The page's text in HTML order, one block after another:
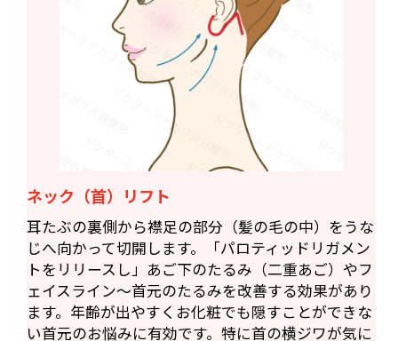
ネック（首）リフト
耳たぶの裏側から襟足の部分（髪の毛の中）をうな
じへ向かって切開します。「パロティッドリガメン
トをリリースし」あご下のたるみ（二重あご）やフ
ェイスライン〜首元のたるみを改善する効果があり
ます。年齢が出やすくお化粧でも隠すことができな
い首元のお悩みに有効です。特に首の横ジワが気に